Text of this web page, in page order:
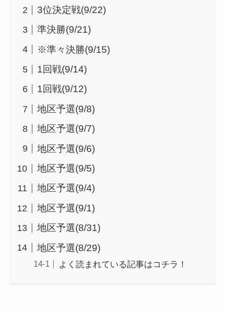
3位決定戦(9/22)
準決勝(9/21)
※準々決勝(9/15)
1回戦(9/14)
1回戦(9/12)
地区予選(9/8)
地区予選(9/7)
地区予選(9/6)
地区予選(9/5)
地区予選(9/4)
地区予選(9/1)
地区予選(8/31)
地区予選(8/29)
よく読まれている記事はコチラ！